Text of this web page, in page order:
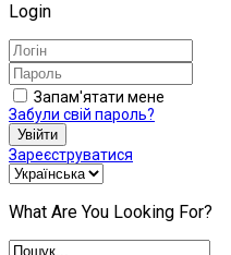
Login
Запам'ятати мене
Забули свій пароль?
Увійти
Зареєструватися
What Are You Looking For?